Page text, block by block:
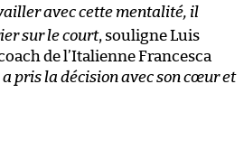
avec cette mentalité, il
sur le court, souligne Luis
de l’Italienne Francesca
pris la décision avec son cœur et